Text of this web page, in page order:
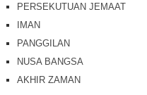
PERSEKUTUAN JEMAAT
IMAN
PANGGILAN
NUSA BANGSA
AKHIR ZAMAN